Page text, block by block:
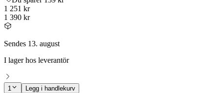
1 251 kr
1 390 kr
Sendes 13. august
I lager hos leverantör
1 Legg i handlekurv